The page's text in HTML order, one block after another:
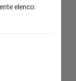
elenco: